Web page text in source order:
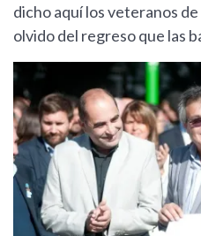
dicho aquí los veteranos
olvido del regreso que las